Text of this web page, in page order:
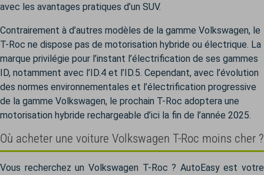
avec les avantages pratiques d’un SUV.
Contrairement à d’autres modèles de la gamme Volkswagen, le
T-Roc ne dispose pas de motorisation hybride ou électrique. La
marque privilégie pour l’instant l’électrification de ses gammes
ID, notamment avec l’ID.4 et l’ID.5. Cependant, avec l’évolution
des normes environnementales et l’électrification progressive
de la gamme Volkswagen, le prochain T-Roc adoptera une
motorisation hybride rechargeable d’ici la fin de l’année 2025.
Où acheter une voiture Volkswagen T-Roc moins cher ?
Vous recherchez un Volkswagen T-Roc ? AutoEasy est votre